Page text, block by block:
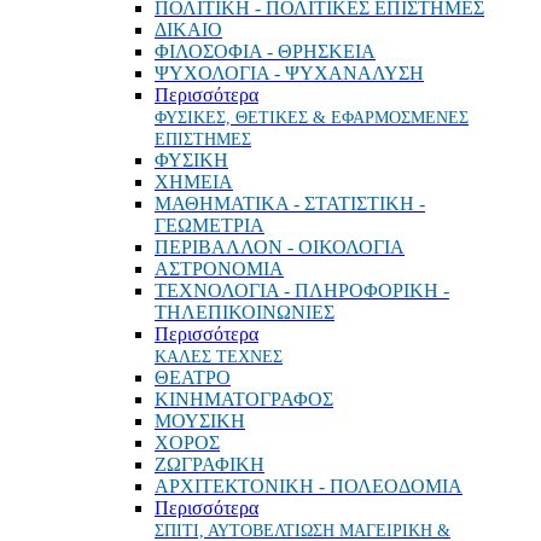
ΠΟΛΙΤΙΚΗ - ΠΟΛΙΤΙΚΕΣ ΕΠΙΣΤΗΜΕΣ
ΔΙΚΑΙΟ
ΦΙΛΟΣΟΦΙΑ - ΘΡΗΣΚΕΙΑ
ΨΥΧΟΛΟΓΙΑ - ΨΥΧΑΝΑΛΥΣΗ
Περισσότερα
ΦΥΣΙΚΕΣ, ΘΕΤΙΚΕΣ & ΕΦΑΡΜΟΣΜΕΝΕΣ
ΕΠΙΣΤΗΜΕΣ
ΦΥΣΙΚΗ
ΧΗΜΕΙΑ
ΜΑΘΗΜΑΤΙΚΑ - ΣΤΑΤΙΣΤΙΚΗ -
ΓΕΩΜΕΤΡΙΑ
ΠΕΡΙΒΑΛΛΟΝ - ΟΙΚΟΛΟΓΙΑ
ΑΣΤΡΟΝΟΜΙΑ
ΤΕΧΝΟΛΟΓΙΑ - ΠΛΗΡΟΦΟΡΙΚΗ -
ΤΗΛΕΠΙΚΟΙΝΩΝΙΕΣ
Περισσότερα
ΚΑΛΕΣ ΤΕΧΝΕΣ
ΘΕΑΤΡΟ
ΚΙΝΗΜΑΤΟΓΡΑΦΟΣ
ΜΟΥΣΙΚΗ
ΧΟΡΟΣ
ΖΩΓΡΑΦΙΚΗ
ΑΡΧΙΤΕΚΤΟΝΙΚΗ - ΠΟΛΕΟΔΟΜΙΑ
Περισσότερα
ΣΠΙΤΙ, ΑΥΤΟΒΕΛΤΙΩΣΗ ΜΑΓΕΙΡΙΚΗ &